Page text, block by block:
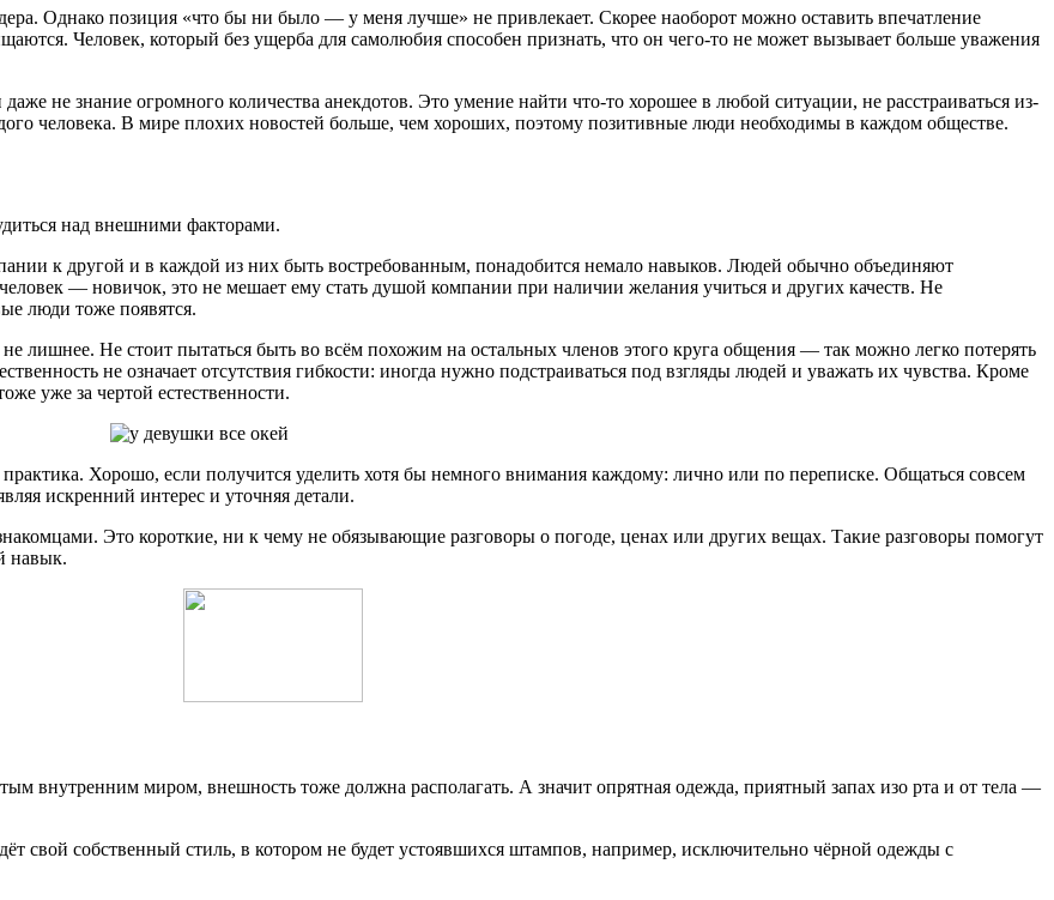
Однако позиция «что бы ни было — у меня лучше» не привлекает. Скорее наоборот можно оставить впечатление
Человек, который без ущерба для самолюбия способен признать, что он чего-то не может вызывает больше уважения
не знание огромного количества анекдотов. Это умение найти что-то хорошее в любой ситуации, не расстраиваться из-
человека. В мире плохих новостей больше, чем хороших, поэтому позитивные люди необходимы в каждом обществе.
над внешними факторами.
к другой и в каждой из них быть востребованным, понадобится немало навыков. Людей обычно объединяют
— новичок, это не мешает ему стать душой компании при наличии желания учиться и других качеств. Не
люди тоже появятся.
лишнее. Не стоит пытаться быть во всём похожим на остальных членов этого круга общения — так можно легко потерять
не означает отсутствия гибкости: иногда нужно подстраиваться под взгляды людей и уважать их чувства. Кроме
уже за чертой естественности.
Хорошо, если получится уделить хотя бы немного внимания каждому: лично или по переписке. Общаться совсем
искренний интерес и уточняя детали.
Это короткие, ни к чему не обязывающие разговоры о погоде, ценах или других вещах. Такие разговоры помогут
навык.
внутренним миром, внешность тоже должна располагать. А значит опрятная одежда, приятный запах изо рта и от тела —
свой собственный стиль, в котором не будет устоявшихся штампов, например, исключительно чёрной одежды с